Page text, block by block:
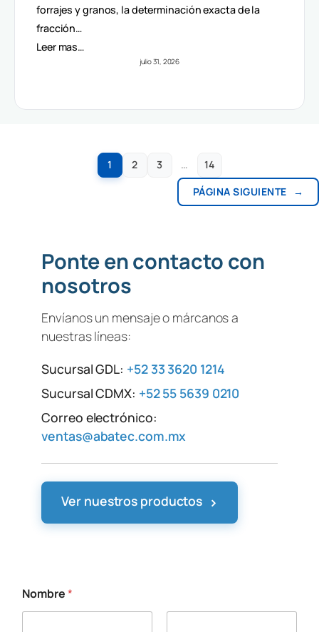
forrajes y granos, la determinación exacta de la
fracción…
Leer mas…
julio 31, 2026
1 2 3 …
14
PÁGINA SIGUIENTE
→
Ponte en contacto con
nosotros
Envíanos un mensaje o márcanos a
nuestras líneas:
Sucursal GDL: +52 33 3620 1214
Sucursal CDMX: +52 55 5639 0210
Correo electrónico:
ventas@abatec.com.mx
Ver nuestros productos ›
e
l
Nombre*